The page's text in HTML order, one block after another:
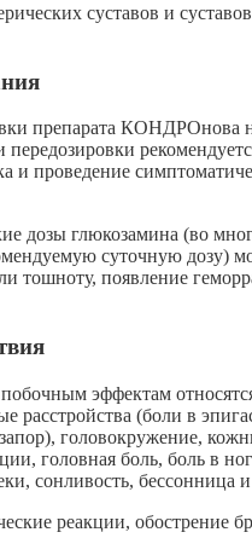
суставов и суставов
препарата КОНДРОнова
и проведение
дозы глюкозамина (во
суточную дозу)
тошноту, появление
эффектам
расстройства (боли в
головокружение,
головная боль, боль в
сонливость, бессонница
реакции, обострение